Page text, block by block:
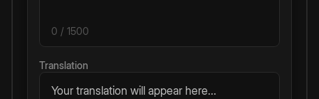
0 / 1500
Translation
Your translation will appear here...